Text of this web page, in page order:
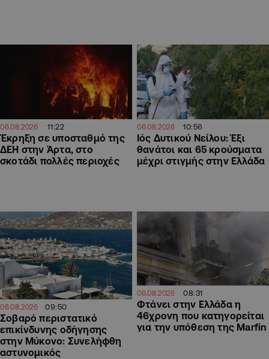
06.08.2026 11:22
Έκρηξη σε υποσταθμό της
ΔΕΗ στην Άρτα, στο
σκοτάδι πολλές περιοχές
06.08.2026 10:56
Ιός Δυτικού Νείλου: Έξι
θανάτοι και 65 κρούσματα
μέχρι στιγμής στην Ελλάδα
06.08.2026 09:50
Σοβαρό περιστατικό
επικίνδυνης οδήγησης
στην Μύκονο: Συνελήφθη
αστυνομικός
06.08.2026 08:31
Φτάνει στην Ελλάδα η
46χρονη που κατηγορείται
για την υπόθεση της Marfin